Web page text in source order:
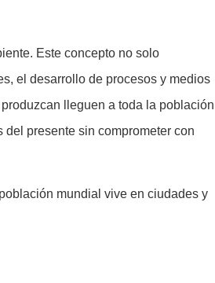
Este concepto no solo
el desarrollo de procesos y medios
lleguen a toda la población
presente sin comprometer con
mundial vive en ciudades y